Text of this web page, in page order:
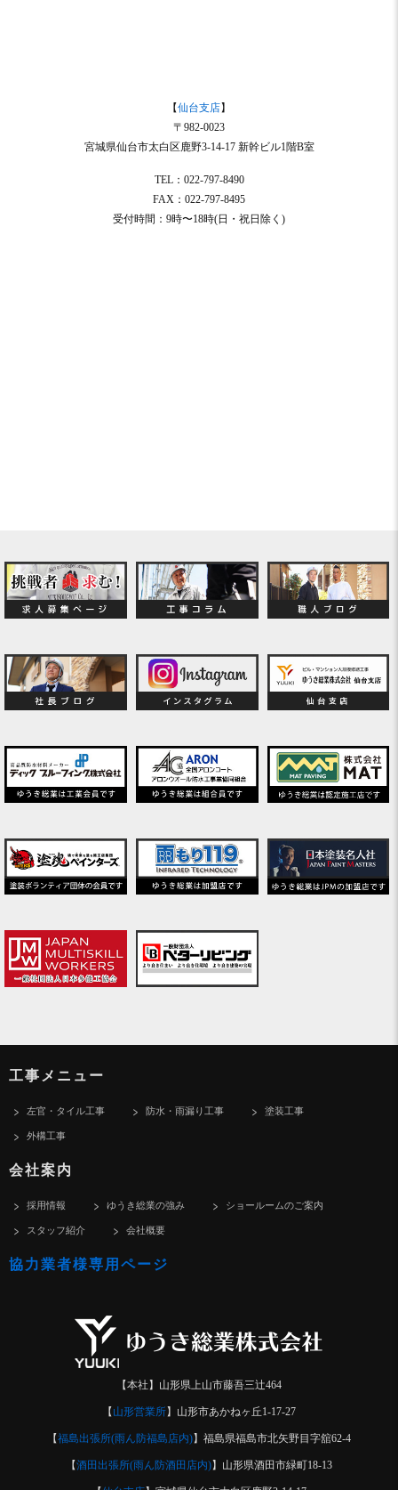
【仙台支店】
〒982-0023
宮城県仙台市太白区鹿野3-14-17 新幹ビル1階B室
TEL：022-797-8490
FAX：022-797-8495
受付時間：9時〜18時(日・祝日除く)
工事メニュー
左官・タイル工事 防水・雨漏り工事 塗装工事
外構工事
会社案内
採用情報 ゆうき総業の強み ショールームのご案内
スタッフ紹介 会社概要
協力業者様専用ページ
【本社】山形県上山市藤吾三辻464
【 山形営業所】山形市あかねヶ丘1-17-27
【福島出張所(雨ん防福島店内)】福島県福島市北矢野目字舘62-4
【酒田出張所(雨ん防酒田店内)】山形県酒田市緑町18-13